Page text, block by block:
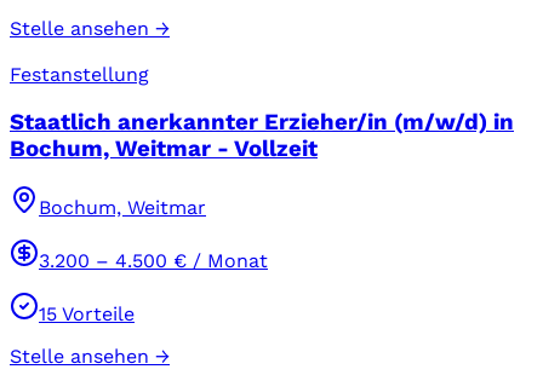
Stelle ansehen →
Festanstellung
Staatlich anerkannter Erzieher/in (m/w/d) in
Bochum, Weitmar - Vollzeit
Bochum, Weitmar
3.200 – 4.500 € / Monat
15 Vorteile
Stelle ansehen →